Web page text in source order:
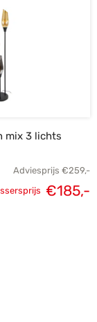
mix 3 lichts
Adviesprijs €259,-
€185,-